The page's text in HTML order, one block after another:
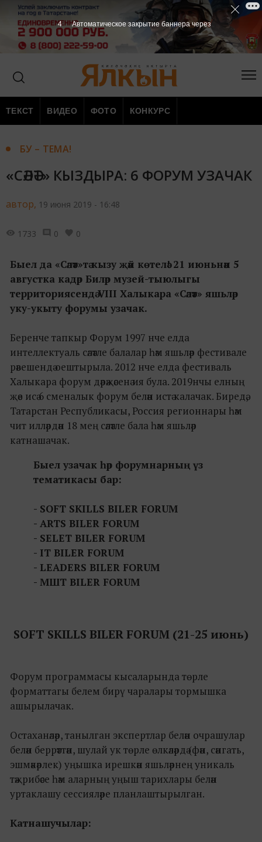
ТЕКСТ ВИДЕО ФОТО КОНКУРС
БУ – ТЕМА!
«СӘЛӘТ» КЫЗДЫРА: 6 ФОРУМ УЗАЧАК
автор, 19 июня 2019 - 16:48
1733 0 0
Быел да «Сәләт»тә кызу җәй көтелә! 21 июньнән 5
августка кадәр Биләр музей-тыюлыгы
территориясендә VIII Халыкара «Сәләт» яшьләр
уку-укыту форумы узачак.
Беренче тапкыр Форум 1997 нче елда
интеллектуаль сәләтле балалар һәм яшьләр фестивале
рәвешендә оештырыла. 2012 нче елда фестиваль
Халыкара форум дәрәҗәсенә ия була. 2019нчы елның
җәе исә 6 сменалык форум белән истә калачак. Биредә,
Татарстан Республикасы, Россия регионнары һәм
чит илләрдән 18 мең сәләтле бала һәм яшьләр
катнашачак.
Быел узачак һәр форумнарның үз
тематикасы бар:
- SOFT SKILLS BILER FORUM
- ARTS BILER FORUM
- SELET BILER FORUM
- IT BILER FORUM
- LEADERS BILER FORUM
- МШТ BILER FORUM
SOFT SKILLS BILER FORUM (21-25 июнь)
Форум программасы кысаларында төрле
форматтагы белем бирү чаралары тормышка
ашырылачак.
Остаханәләр, танылган экспертлар белән очрашулар
белән беррәттән, шулай ук төрле өлкәләрдә (фән, сәнгать,
эшмәкәрлек) уңышка ирешкән яшьләрнең уникаль
тәҗрибәсе һәм аларның уңыш тарихлары белән
уртаклашу сессияләре планлаштырылган.
Катнашучылар:
3 Автоматическое закрытие баннера через